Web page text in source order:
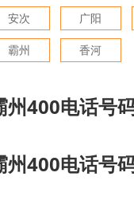
安次 广阳
霸州 香河
州400电话号
州400电话号